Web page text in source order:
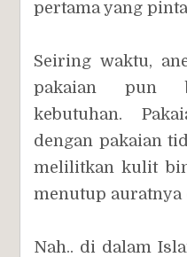
pertama yang
Seiring waktu,
pakaian pun
kebutuhan.
dengan pakaian
melilitkan kulit
menutup auratnya
Nah.. di dalam